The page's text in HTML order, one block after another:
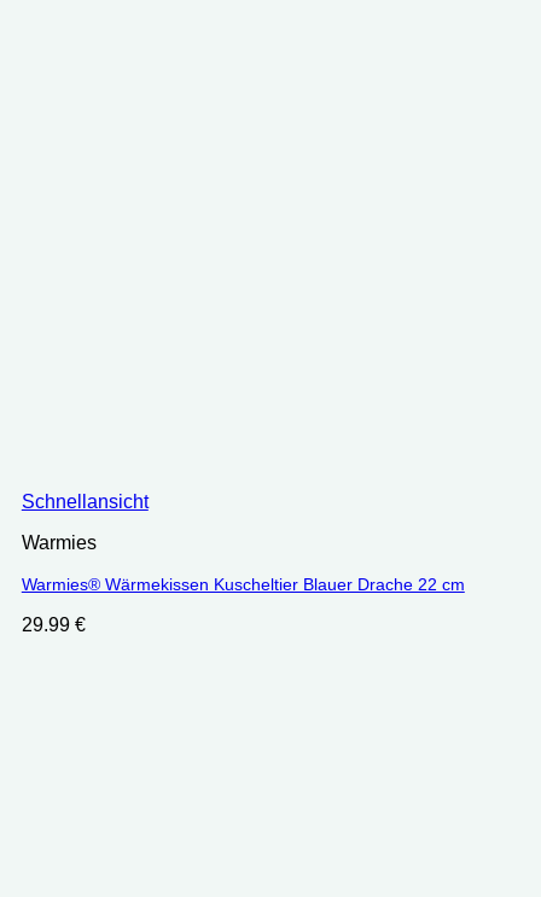
Schnellansicht
Warmies
Warmies® Wärmekissen Kuscheltier Blauer Drache 22 cm
29.99 €